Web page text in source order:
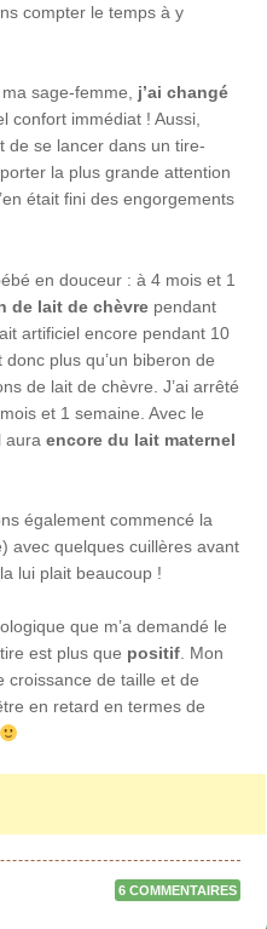
compter le temps à y
sage-femme, j’ai changé
confort immédiat ! Aussi,
de se lancer dans un tire-
la plus grande attention
était fini des engorgements
en douceur : à 4 mois et 1
de lait de chèvre pendant
artificiel encore pendant 10
donc plus qu’un biberon de
de lait de chèvre. J’ai arrêté
et 1 semaine. Avec le
auraencore du lait maternel
également commencé la
avec quelques cuillères avant
lui plait beaucoup !
que m’a demandé le
est plus que positif. Mon
croissance de taille et de
en retard en termes de
6 COMMENTAIRES